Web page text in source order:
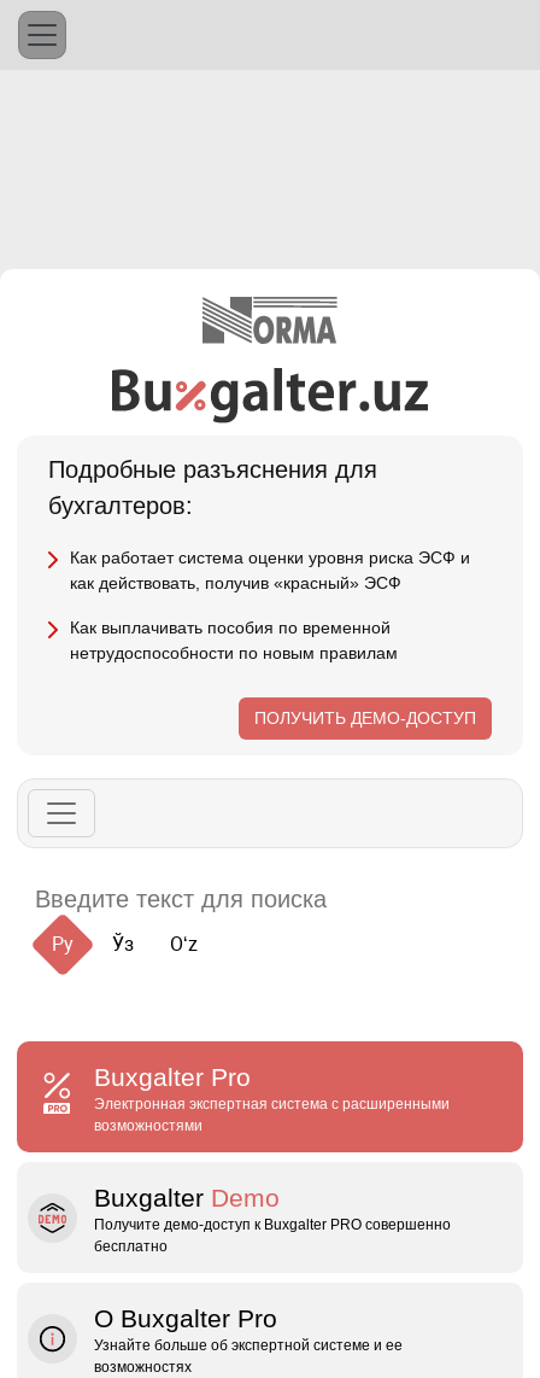
Подробные разъяснения для
бухгалтеров:
Как работает система оценки уровня риска ЭСФ и
как действовать, получив «красный» ЭСФ
Как выплачивать пособия по временной
нетрудоспособности по новым правилам
ПОЛУЧИТЬ ДЕМО-ДОСТУП
Ру Ўз Oʻz
Buxgalter Pro
Электронная экспертная система с расширенными
возможностями
Buxgalter Demo
Получите демо‑доступ к Buxgalter PRO совершенно
бесплатно
О Buxgalter Pro
Узнайте больше об экспертной системе и ее
возможностях